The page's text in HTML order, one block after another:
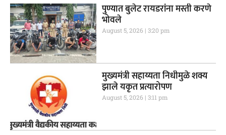
पुण्यात बुलेट रायडरांना मस्ती करणे
भोवले
August 5, 2026 3:20 pm
मुख्यमंत्री सहाय्यता निधीमुळे शक्य
झाले यकृत प्रत्यारोपण
August 5, 2026 3:11 pm